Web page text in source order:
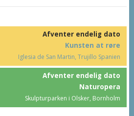
Afventer endelig dato
Kunsten at røre
Iglesia de San Martin, Trujillo Spanien
Afventer endelig dato
Naturopera
Skulpturparken i Olsker, Bornholm